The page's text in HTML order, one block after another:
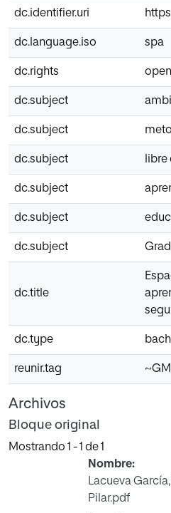
dc.identifier.uri
dc.language.iso spa
dc.rights
dc.subject
dc.subject
dc.subject
dc.subject
dc.subject
dc.subject
dc.title
dc.type
reunir.tag
Archivos
Bloque original
Mostrando 1 - 1 de 1
Nombre:
Lacueva
Pilar.pdf